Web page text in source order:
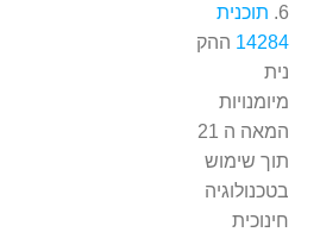
6. תוכנית
14284 ההק
נית
מיומנויות
המאה ה 21
תוך שימוש
בטכנולוגיה
חינוכית